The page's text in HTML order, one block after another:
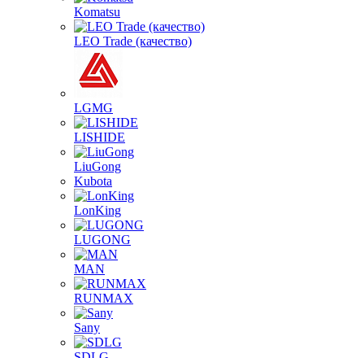
Komatsu
LEO Trade (качество)
LGMG
LISHIDE
LiuGong
Kubota
LonKing
LUGONG
MAN
RUNMAX
Sany